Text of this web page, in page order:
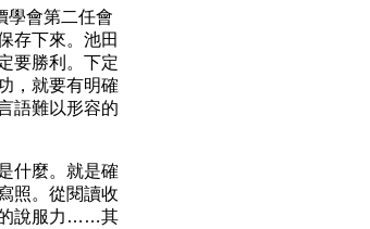
會第二任會
存下來。池田
要勝利。下定
，就要有明確
語難以形容的
什麼。就是確
照。從閱讀收
的說服力……其